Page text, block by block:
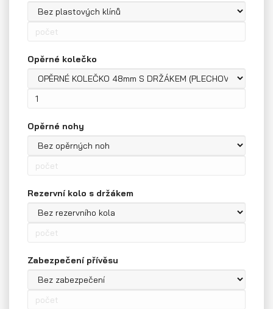
Přívěsy s koly pod ložnou plochou
(hliníkové a plechové bočnice)
Opěrné kolečko
Opěrné nohy
Rezervní kolo s držákem
Zabezpečení přívěsu